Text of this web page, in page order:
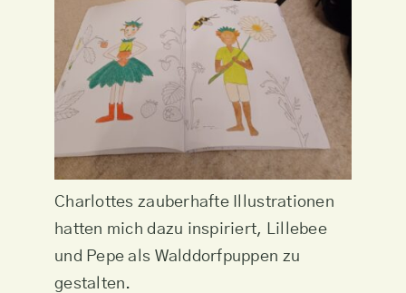
Charlottes zauberhafte Illustrationen
hatten mich dazu inspiriert, Lillebee
und Pepe als Walddorfpuppen zu
gestalten.